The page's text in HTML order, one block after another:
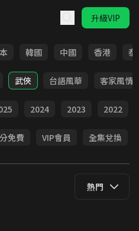
升級VIP
韓國 中國 香港 泰
武俠 台語風華 客家風情
2024 2023 2022
免費 VIP會員 全集兌換
熱門